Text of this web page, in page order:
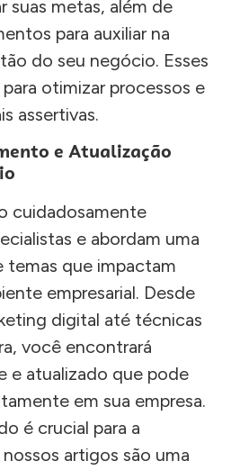
suas metas, além de
para auxiliar na
do seu negócio. Esses
otimizar processos e
assertivas.
e Atualização
cuidadosamente
e abordam uma
temas que impactam
empresarial. Desde
digital até técnicas
você encontrará
e atualizado que pode
em sua empresa.
é crucial para a
artigos são uma